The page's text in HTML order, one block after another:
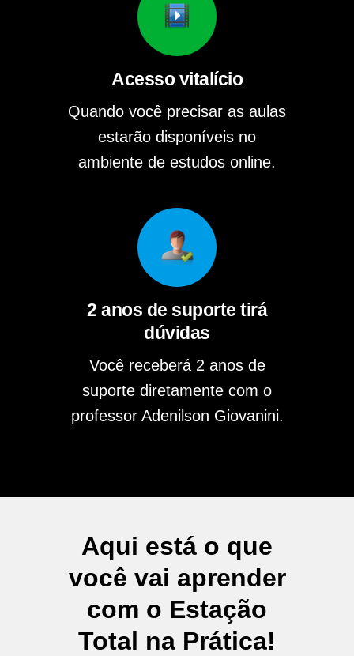
Acesso vitalício
Quando você precisar as aulas
estarão disponíveis no
ambiente de estudos online.
2 anos de suporte tirá
dúvidas
Você receberá 2 anos de
suporte diretamente com o
professor Adenilson Giovanini.
Aqui está o que
você vai aprender
com o Estação
Total na Prática!